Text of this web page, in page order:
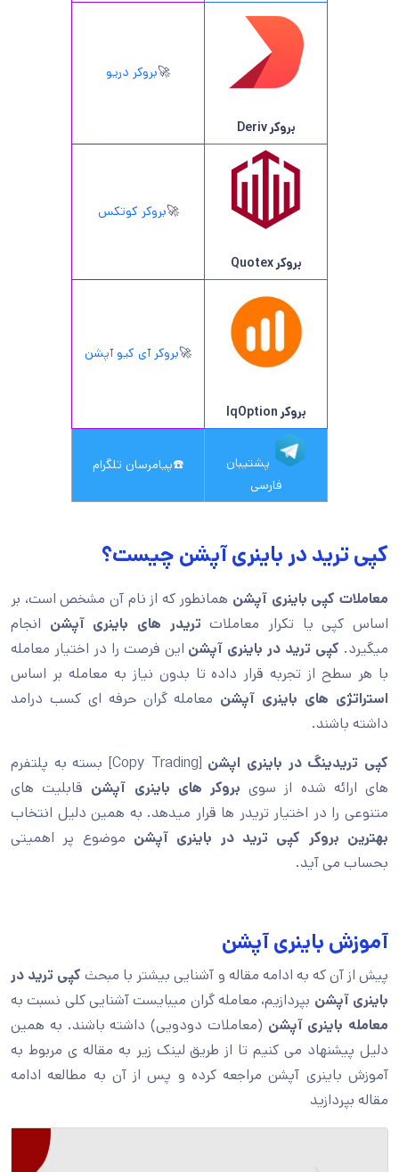
بروکر Deriv
🚀بروکر دریو
بروکر Quotex
🚀بروکر کوتکس
بروکر IqOption
🚀بروکر آی کیو آپشن
پشتیبان
فارسی
☎️پیامرسان تلگرام
کپی ترید در باینری آپشن چیست؟
معاملات کپی باینری آپشن همانطور که از نام آن مشخص است، بر
اساس کپی یا تکرار معاملات تریدر های باینری آپشن انجام
میگیرد. کپی ترید در باینری آپشن این فرصت را در اختیار معامله
با هر سطح از تجربه قرار داده تا بدون نیاز به معامله بر اساس
استراتژی های باینری آپشن معامله گران حرفه ای کسب درامد
داشته باشند.
کپی تریدینگ در باینری اپشن
[Copy Trading] بسته به پلتفرم
های ارائه شده از سوی بروکر های باینری آپشن قابلیت های
متنوعی را در اختیار تریدر ها قرار میدهد. به همین دلیل انتخاب
بهترین بروکر کپی ترید در باینری آپشن موضوع پر اهمیتی
بحساب می آید.
آموزش باینری آپشن
پیش از آن که به ادامه مقاله و آشنایی بیشتر با مبحث کپی ترید در
باینری آپشن بپردازیم، معامله گران میبایست آشنایی کلی نسبت به
معامله باینری آپشن (معاملات دودویی) داشته باشند. به همین
دلیل پیشنهاد می کنیم تا از طریق لینک زیر به مقاله ی مربوط به
آموزش باینری آپشن مراجعه کرده و پس از آن به مطالعه ادامه
مقاله بپردازید